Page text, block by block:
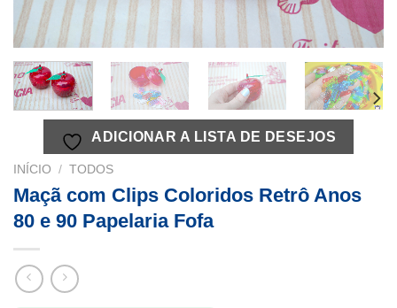
ADICIONAR A LISTA DE DESEJOS
INÍCIO / TODOS
Maçã com Clips Coloridos Retrô Anos
80 e 90 Papelaria Fofa